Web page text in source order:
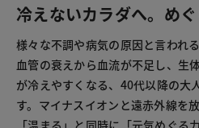
冷えないカラダへ。め
様々な不調や病気の原因と言われ
血管の衰えから血流が不足し、生
が冷えやすくなる、40代以降の大
す。マイナスイオンと遠赤外線を
「温まる」と同時に「元気めぐる